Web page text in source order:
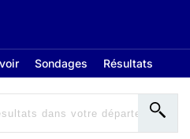
Sondages Résultats